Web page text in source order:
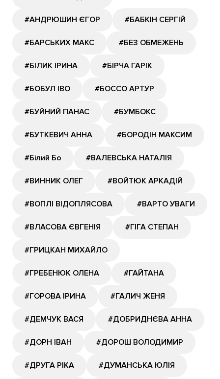
#АНДРЮШИН ЄГОР #БАБКІН СЕРГІЙ
#БАРСЬКИХ МАКС #БЕЗ ОБМЕЖЕНЬ
#БІЛИК ІРИНА #БІРЧА ГАРІК
#БОБУЛ ІВО #БОССО АРТУР
#БУЙНИЙ ПАНАС #БУМБОКС
#БУТКЕВИЧ АННА #БОРОДІН МАКСИМ
#Білий Бо #ВАЛЕВСЬКА НАТАЛІЯ
#ВИННИК ОЛЕГ #ВОЙТЮК АРКАДІЙ
#ВОПЛІ ВІДОПЛЯСОВА #ВАРТО УВАГИ
#ВЛАСОВА ЄВГЕНІЯ #ГІГА СТЕПАН
#ГРИЦКАН МИХАЙЛО
#ГРЕБЕНЮК ОЛЕНА #ГАЙТАНА
#ГОРОВА ІРИНА #ГАЛИЧ ЖЕНЯ
#ДЕМЧУК ВАСЯ #ДОБРИДНЄВА АННА
#ДОРН ІВАН #ДОРОШ ВОЛОДИМИР
#ДРУГА РІКА #ДУМАНСЬКА ЮЛІЯ